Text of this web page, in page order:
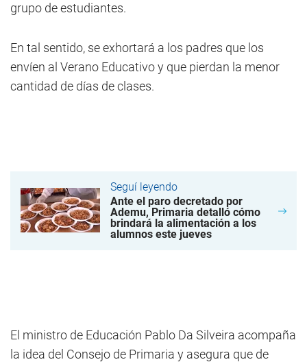
grupo de estudiantes.
En tal sentido, se exhortará a los padres que los
envíen al Verano Educativo y que pierdan la menor
cantidad de días de clases.
Seguí leyendo
Ante el paro decretado por
Ademu, Primaria detalló cómo
brindará la alimentación a los
alumnos este jueves
El ministro de Educación Pablo Da Silveira acompaña
la idea del Consejo de Primaria y asegura que de